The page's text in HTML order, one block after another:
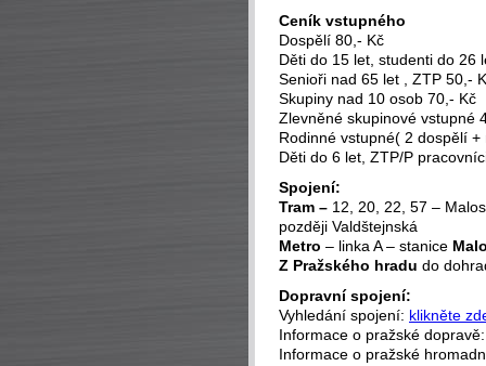
Ceník vstupného
Dospělí 80,- Kč
Děti do 15 let, studenti do 26
Senioři nad 65 let , ZTP 50,-
Skupiny nad 10 osob 70,- Kč
Zlevněné skupinové vstupné
Rodinné vstupné( 2 dospělí
Děti do 6 let, ZTP/P
Spojení:
Tram – 12, 20, 22, 57 –
později Valdštejnská
Metro – linka A – stanice
Z Pražského hradu do
Dopravní spojení:
Vyhledání spojení: klikněte
Informace o pražské
Informace o pražské